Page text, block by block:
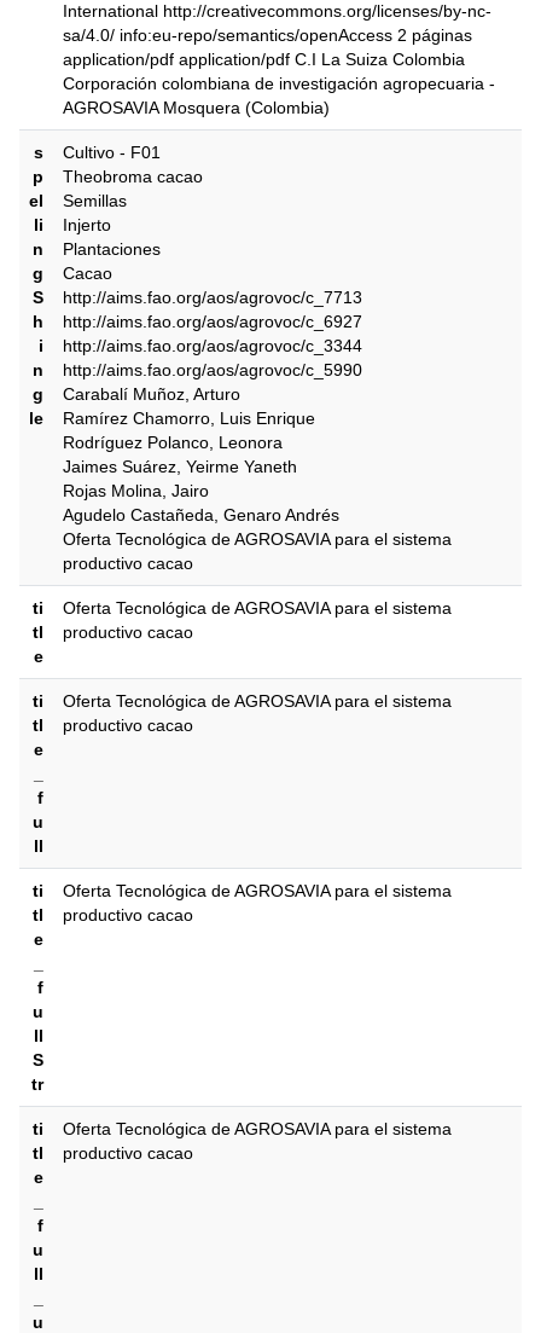
International http://creativecommons.org/licenses/by-nc-
sa/4.0/ info:eu-repo/semantics/openAccess 2 páginas
application/pdf application/pdf C.I La Suiza Colombia
Corporación colombiana de investigación agropecuaria -
AGROSAVIA Mosquera (Colombia)
s
p
el
li
n
g
S
h
i
n
g
le
Cultivo - F01
Theobroma cacao
Semillas
Injerto
Plantaciones
Cacao
http://aims.fao.org/aos/agrovoc/c_7713
http://aims.fao.org/aos/agrovoc/c_6927
http://aims.fao.org/aos/agrovoc/c_3344
http://aims.fao.org/aos/agrovoc/c_5990
Carabalí Muñoz, Arturo
Ramírez Chamorro, Luis Enrique
Rodríguez Polanco, Leonora
Jaimes Suárez, Yeirme Yaneth
Rojas Molina, Jairo
Agudelo Castañeda, Genaro Andrés
Oferta Tecnológica de AGROSAVIA para el sistema
productivo cacao
ti
tl
e
Oferta Tecnológica de AGROSAVIA para el sistema
productivo cacao
ti
tl
e
f
u
ll
Oferta Tecnológica de AGROSAVIA para el sistema
productivo cacao
ti
tl
e
f
u
ll
S
tr
Oferta Tecnológica de AGROSAVIA para el sistema
productivo cacao
ti
tl
e
f
u
ll
u
Oferta Tecnológica de AGROSAVIA para el sistema
productivo cacao